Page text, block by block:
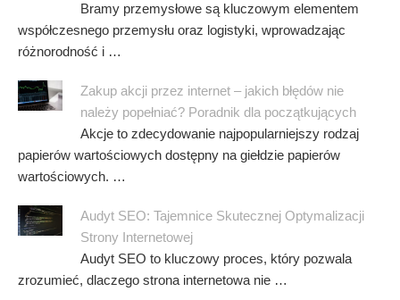
Bramy przemysłowe są kluczowym elementem
współczesnego przemysłu oraz logistyki, wprowadzając
różnorodność i …
Zakup akcji przez internet – jakich błędów nie
należy popełniać? Poradnik dla początkujących
Akcje to zdecydowanie najpopularniejszy rodzaj
papierów wartościowych dostępny na giełdzie papierów
wartościowych. …
Audyt SEO: Tajemnice Skutecznej Optymalizacji
Strony Internetowej
Audyt SEO to kluczowy proces, który pozwala
zrozumieć, dlaczego strona internetowa nie …